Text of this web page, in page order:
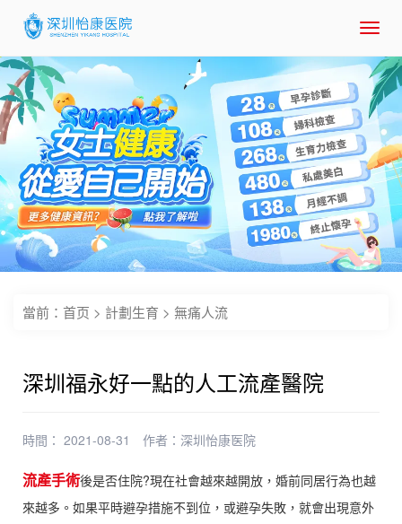
當前： 首页 > 計劃生育 > 無痛人流
深圳福永好一點的人工流產醫院
時間： 2021-08-31 作者： 深圳怡康医院
流產手術後是否住院?現在社會越來越開放，婚前同居行為也越
來越多。如果平時避孕措施不到位，或避孕失敗，就會出現意外